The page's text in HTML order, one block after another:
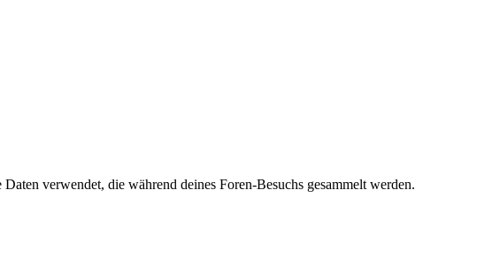
verwendet, die während deines Foren-Besuchs gesammelt werden.